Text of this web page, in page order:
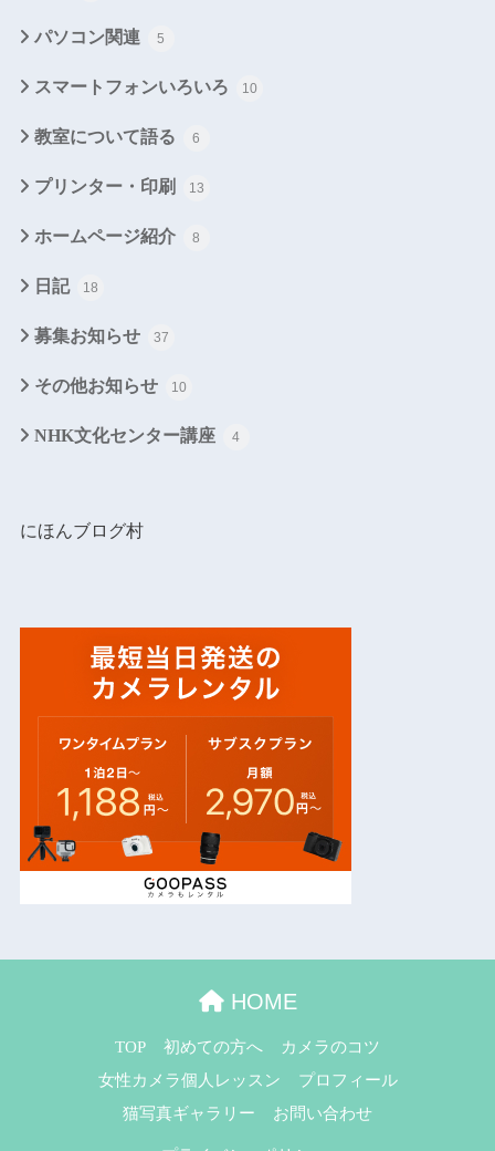
パソコン関連 5
スマートフォンいろいろ 10
教室について語る 6
プリンター・印刷 13
ホームページ紹介 8
日記 18
募集お知らせ 37
その他お知らせ 10
NHK文化センター講座 4
にほんブログ村
HOME
TOP 初めての方へ
カメラのコツ
女性カメラ個人レッスン
プロフィール
猫写真ギャラリー
お問い合わせ